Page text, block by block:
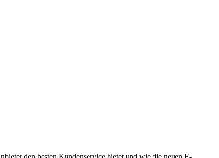
den besten Kundenservice bietet und wie die neuen E-